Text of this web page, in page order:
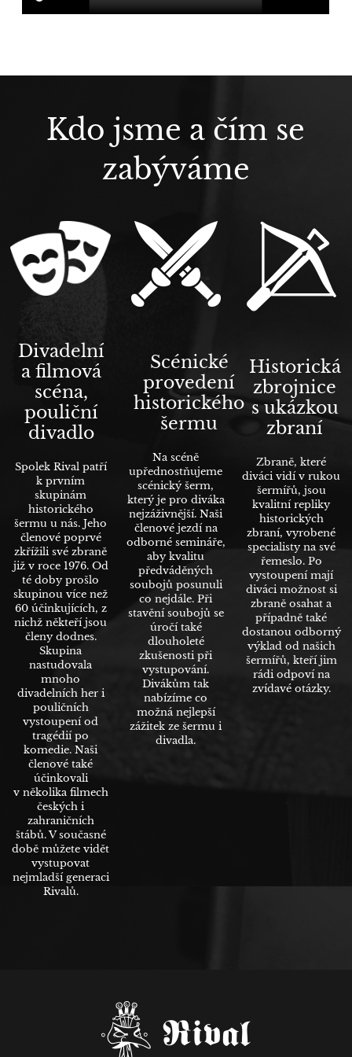
šerm
souboje
scénický
šermKdo jsme a čím se
zabýváme
Divadelní
a filmová
scéna,
pouliční
divadlo
Spolek Rival patří
k prvním
skupinám
historického
šermu u nás. Jeho
členové poprvé
zkřížili své zbraně
již v roce 1976. Od
té doby prošlo
skupinou více než
60 účinkujících, z
nichž někteří jsou
členy dodnes.
Skupina
nastudovala
mnoho
divadelních her i
pouličních
vystoupení od
tragédií po
komedie. Naši
členové také
účinkovali
v několika filmech
českých i
zahraničních
štábů. V současné
době můžete vidět
vystupovat
nejmladší generaci
Rivalů.
Scénické
provedení
historického
šermu
Na scéně
upřednostňujeme
scénický šerm,
který je pro diváka
nejzáživnější. Naši
členové jezdí na
odborné semináře,
aby kvalitu
předváděných
soubojů posunuli
co nejdále. Při
stavění soubojů se
úročí také
dlouholeté
zkušenosti při
vystupování.
Divákům tak
nabízíme co
možná nejlepší
zážitek ze šermu i
divadla.
Historická
zbrojnice
s ukázkou
zbraní
Zbraně, které
diváci vidí v rukou
šermířů, jsou
kvalitní repliky
historických
zbraní, vyrobené
specialisty na své
řemeslo. Po
vystoupení mají
diváci možnost si
zbraně osahat a
případně také
dostanou odborný
výklad od našich
šermířů, kteří jim
rádi odpoví na
zvídavé otázky.